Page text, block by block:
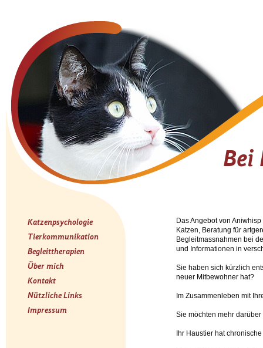
Katzenpsychologie
Tierkommunikation
Begleittherapien
Über mich
Kontakt
Nützliche Links
Impressum
Bei
Das Angebot von
Katzen, Beratung für
Begleitmassnahmen bei
und Informationen in
Sie haben sich kürzlich
neuer Mitbewohner hat?
Im Zusammenleben mit
Sie möchten mehr
Ihr Haustier hat